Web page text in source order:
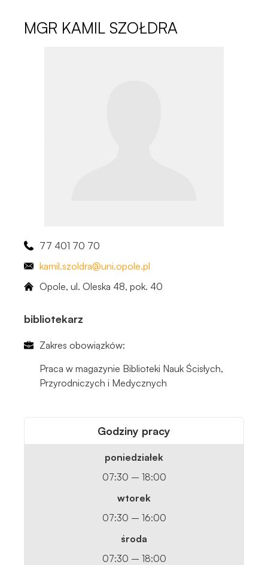
MGR KAMIL SZOŁDRA
77 401 70 70
kamil.szoldra@uni.opole.pl
Opole, ul. Oleska 48, ​pok. 40
bibliotekarz
Zakres obowiązków:
Praca w magazynie Biblioteki Nauk Ścisłych,
Przyrodniczych i Medycznych
Godziny pracy
poniedziałek
07:30 – 18:00
wtorek
07:30 – 16:00
środa
07:30 – 18:00